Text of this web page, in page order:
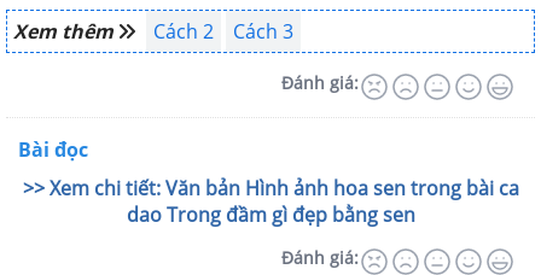
Xem thêm
Cách 2 Cách 3
Đánh giá:
Bài đọc
>> Xem chi tiết: Văn bản Hình ảnh hoa sen trong bài ca
dao Trong đầm gì đẹp bằng sen
Đánh giá: